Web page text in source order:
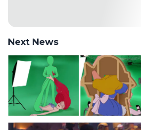
Next News